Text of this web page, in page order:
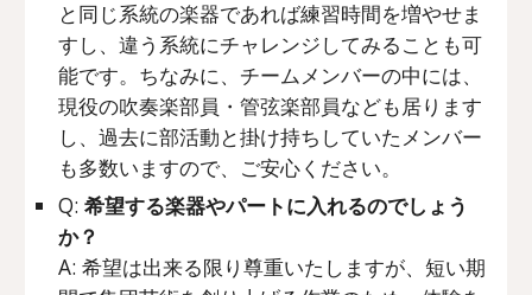
と同じ系統の楽器であれば練習時間を増やせま
すし、違う系統にチャレンジしてみることも可
能です。ちなみに、チームメンバーの中には、
現役の吹奏楽部員・管弦楽部員なども居ります
し、過去に部活動と掛け持ちしていたメンバー
も多数いますので、ご安心ください。
Q:希望する楽器やパートに入れるのでしょう
か？
A: 希望は出来る限り尊重いたしますが、短い期